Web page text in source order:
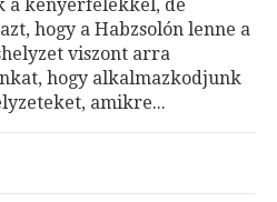
a kenyérfélékkel, de
hogy a Habzsolón lenne a
viszont arra
hogy alkalmazkodjunk
amikre...